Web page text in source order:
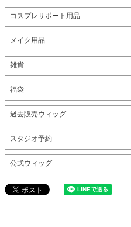
コスプレサポート用品
メイク用品
雑貨
福袋
過去販売ウィッグ
スタジオ予約
公式ウィッグ